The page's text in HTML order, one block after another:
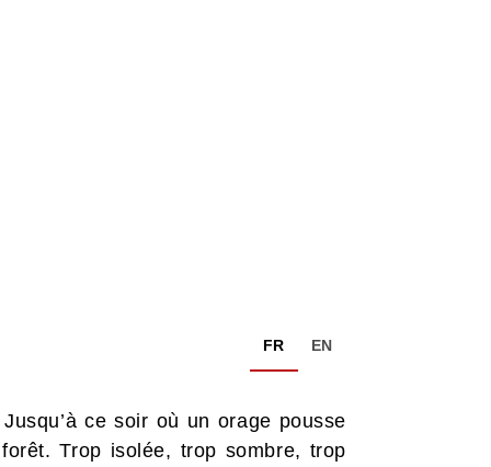
FR EN
ce soir où un orage pousse
Trop isolée, trop sombre, trop